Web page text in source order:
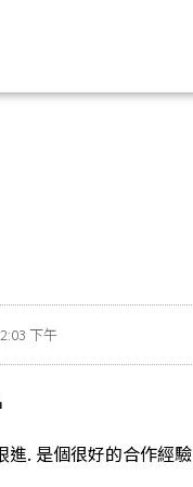
下午
進. 是個很好的合作經驗